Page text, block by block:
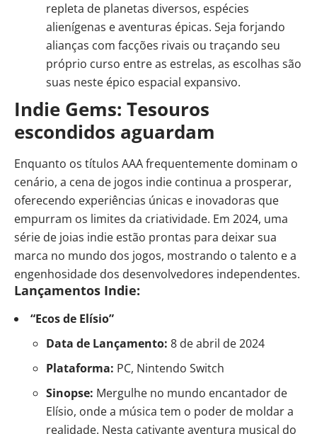
repleta de planetas diversos, espécies
alienígenas e aventuras épicas. Seja forjando
alianças com facções rivais ou traçando seu
próprio curso entre as estrelas, as escolhas são
suas neste épico espacial expansivo.
Indie Gems: Tesouros
escondidos aguardam
Enquanto os títulos AAA frequentemente dominam o
cenário, a cena de jogos indie continua a prosperar,
oferecendo experiências únicas e inovadoras que
empurram os limites da criatividade. Em 2024, uma
série de joias indie estão prontas para deixar sua
marca no mundo dos jogos, mostrando o talento e a
engenhosidade dos desenvolvedores independentes.
Lançamentos Indie:
“Ecos de Elísio”
Data de Lançamento: 8 de abril de 2024
Plataforma: PC, Nintendo Switch
Sinopse: Mergulhe no mundo encantador de
Elísio, onde a música tem o poder de moldar a
realidade. Nesta cativante aventura musical do